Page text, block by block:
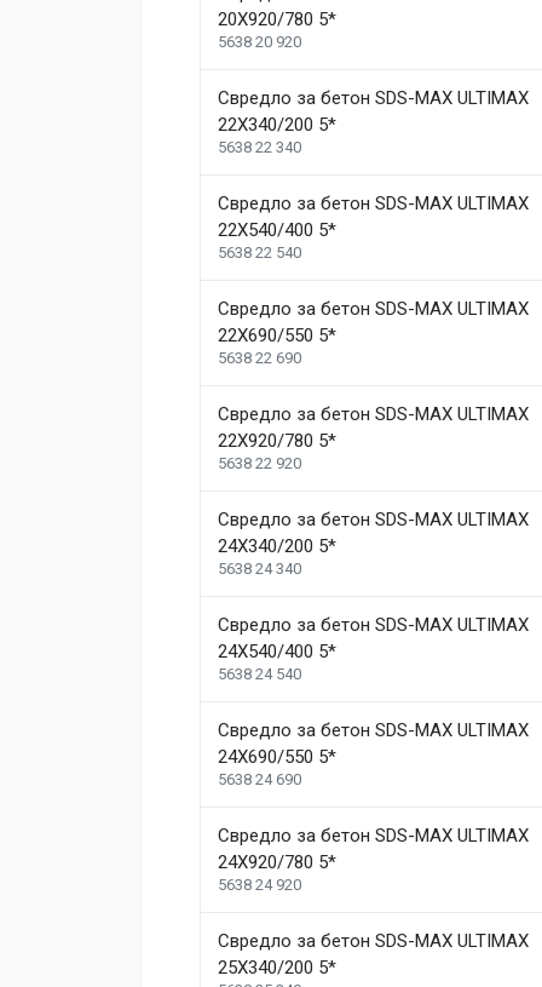
20X920/780 5*
5638 20 920
Свредло за бетон SDS-MAX ULTIMAX
22X340/200 5*
5638 22 340
Свредло за бетон SDS-MAX ULTIMAX
22X540/400 5*
5638 22 540
Свредло за бетон SDS-MAX ULTIMAX
22X690/550 5*
5638 22 690
Свредло за бетон SDS-MAX ULTIMAX
22X920/780 5*
5638 22 920
Свредло за бетон SDS-MAX ULTIMAX
24X340/200 5*
5638 24 340
Свредло за бетон SDS-MAX ULTIMAX
24X540/400 5*
5638 24 540
Свредло за бетон SDS-MAX ULTIMAX
24X690/550 5*
5638 24 690
Свредло за бетон SDS-MAX ULTIMAX
24X920/780 5*
5638 24 920
Свредло за бетон SDS-MAX ULTIMAX
25X340/200 5*